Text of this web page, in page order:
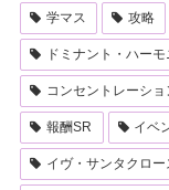
学マス 攻略
ドミナント・ハーモ
コンセントレーショ
報酬SR イベ
イヴ・サンタクロー